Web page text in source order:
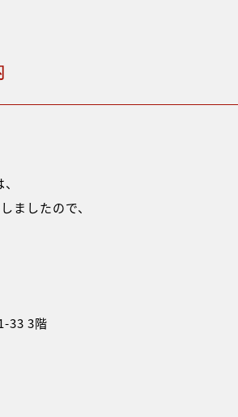
ましたので、
33 3階